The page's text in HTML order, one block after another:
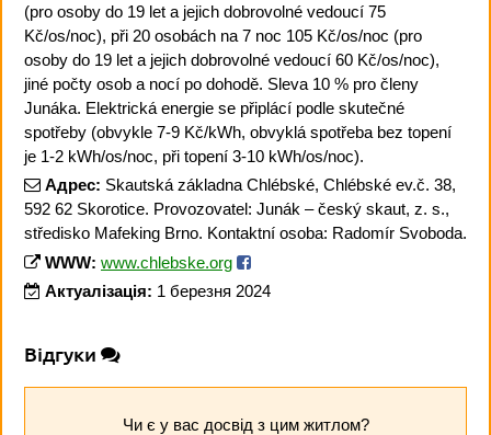
(pro osoby do 19 let a jejich dobrovolné vedoucí 75
Kč/os/noc), při 20 osobách na 7 noc 105 Kč/os/noc (pro
osoby do 19 let a jejich dobrovolné vedoucí 60 Kč/os/noc),
jiné počty osob a nocí po dohodě. Sleva 10 % pro členy
Junáka. Elektrická energie se připlácí podle skutečné
spotřeby (obvykle 7-9 Kč/kWh, obvyklá spotřeba bez topení
je 1-2 kWh/os/noc, při topení 3-10 kWh/os/noc).
Адрес: Skautská základna Chlébské, Chlébské ev.č. 38,
592 62 Skorotice. Provozovatel: Junák – český skaut, z. s.,
středisko Mafeking Brno. Kontaktní osoba: Radomír Svoboda.
WWW: www.chlebske.org
Актуалізація: 1 березня 2024
Відгуки
Чи є у вас досвід з цим житлом?